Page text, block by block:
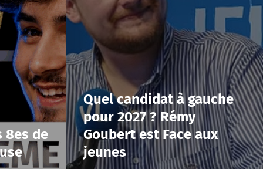
8es de
Quel candidat à gauche
pour 2027 ? Rémy
Goubert est Face aux
jeunes